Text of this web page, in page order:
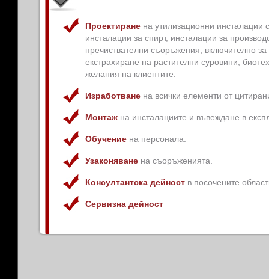
Проектиране на утилизационни инсталации
инсталации за спирт, инсталации за
пречиствателни съоръжения, включително
екстрахиране на растителни суровини,
желания на клиентите.
Изработване на всички елементи от
Монтаж на инсталациите и въвеждане в
Обучение на персонала.
Узаконяване на съоръженията.
Консултантска дейност в посочените
Сервизна дейност